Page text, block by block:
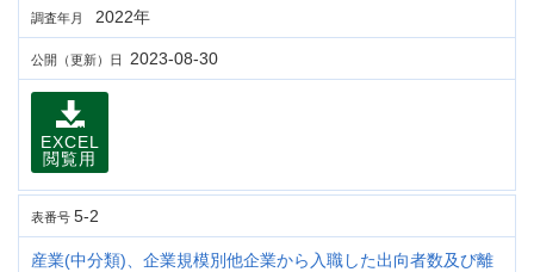
調査年月 2022年
公開（更新）日 2023-08-30
EXCEL
閲覧用
表番号 5-2
産業(中分類)、企業規模別他企業から入職した出向者数及び離